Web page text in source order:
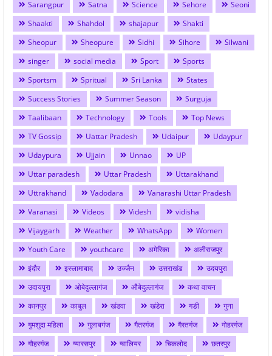
Sarangpur
Satna Science Sehore
Seoni
Shaakti
Shahdol shajapur
Shakti
Sheopur
Sheopure Sidhi Sihore
Silwani
singer
social media Sport
Sports
Sportsm
Spritual Sri Lanka
States
Success Stories
Summer Season
Surguja
Taalibaan
Technology Tools
Top News
TV Gossip
Uattar Pradesh Udaipur
Udaypur
Udaypura
Ujjain Unnao
UP
Uttar paradesh
Uttar Pradesh
Uttarakhand
Uttrakhand
Vadodara
Vanarashi Uttar Pradesh
Varanasi
Videos Videsh
vidisha
Vijaygarh
Weather WhatsApp
Women
Youth Care
youthcare अमेरिका
अलीराजपुर
इंदौर
इस्लामाबाद उज्जैन उत्तराखंड
उदयपुरा
उदायपुरा
ओबेदुल्लागंज औबेदुल्लागंज
कथा वाचन
कानपुर
काबुल खंडवा खंडेरा गङी
गुना
गुमशुदा महिला
गुलाबगंज गैतरगंज गैरतगंज
गोहरगंज
गौहरगंज
ग्यारसपुर ग्वालियर चिकलोद
छतरपुर